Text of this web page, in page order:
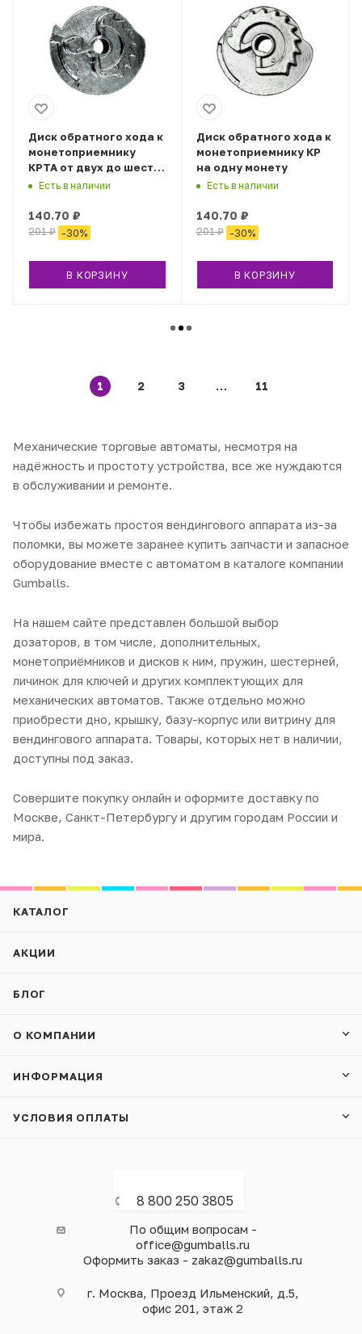
Диск обратного хода к
монетоприемнику
КРТА от двух до шести
монет
Есть в наличии
140.70 ₽
201₽ -30%
В КОРЗИНУ
Диск обратного хода к
монетоприемнику КР
на одну монету
Есть в наличии
140.70 ₽
201₽ -30%
В КОРЗИНУ
1 2 3 11
Механические торговые автоматы, несмотря на
надёжность и простоту устройства, все же нуждаются
в обслуживании и ремонте.
Чтобы избежать простоя вендингового аппарата из-за
поломки, вы можете заранее купить запчасти и запасное
оборудование вместе с автоматом в каталоге компании
Gumballs.
На нашем сайте представлен большой выбор
дозаторов, в том числе, дополнительных,
монетоприёмников и дисков к ним, пружин, шестерней,
личинок для ключей и других комплектующих для
механических автоматов. Также отдельно можно
приобрести дно, крышку, базу-корпус или витрину для
вендингового аппарата. Товары, которых нет в наличии,
доступны под заказ.
Совершите покупку онлайн и оформите доставку по
Москве, Санкт-Петербургу и другим городам России и
мира.
КАТАЛОГ
АКЦИИ
БЛОГ
О КОМПАНИИ
ИНФОРМАЦИЯ
УСЛОВИЯ ОПЛАТЫ
8 800 250 3805
По общим вопросам -
office@gumballs.ru
Оформить заказ - zakaz@gumballs.ru
г. Москва, Проезд Ильменский, д.5,
офис 201, этаж 2